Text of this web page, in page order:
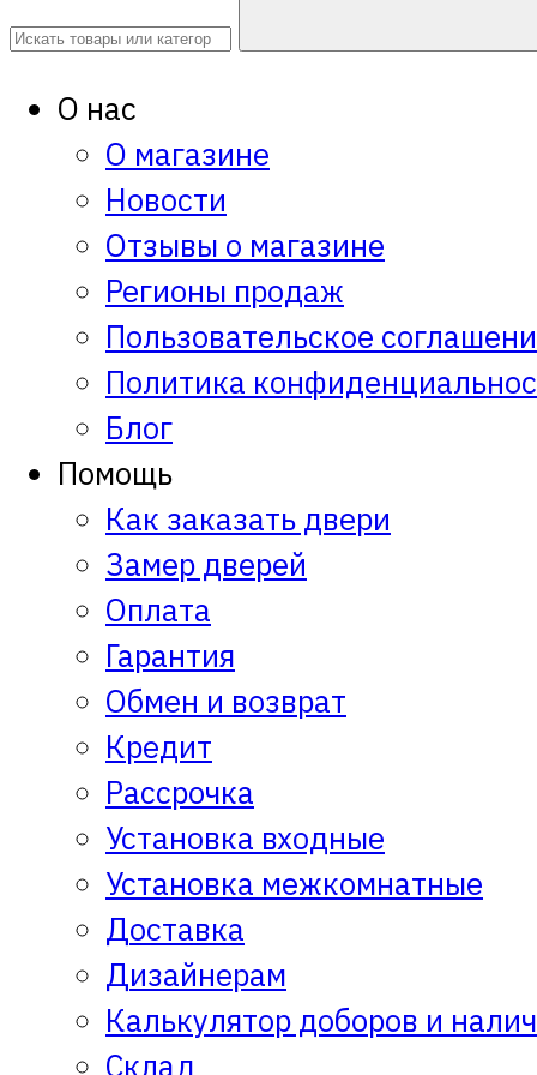
О нас
О магазине
Новости
Отзывы о магазине
Регионы продаж
Пользовательское
Политика
Блог
Помощь
Как заказать двери
Замер дверей
Оплата
Гарантия
Обмен и возврат
Кредит
Рассрочка
Установка входные
Установка межкомнатные
Доставка
Дизайнерам
Калькулятор доборов и
Склад